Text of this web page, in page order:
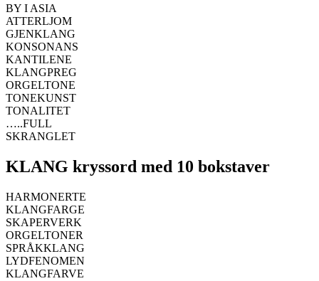
BY I ASIA
ATTERLJOM
GJENKLANG
KONSONANS
KANTILENE
KLANGPREG
ORGELTONE
TONEKUNST
TONALITET
…..FULL
SKRANGLET
KLANG kryssord med 10 bokstaver
HARMONERTE
KLANGFARGE
SKAPERVERK
ORGELTONER
SPRÅKKLANG
LYDFENOMEN
KLANGFARVE